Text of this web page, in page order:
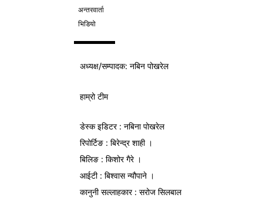
अन्तरवार्ता
भिडियो
अध्यक्ष/सम्पादक: नबिन पोखरेल
हाम्रो टीम
डेस्क इडिटर : नबिना पोखरेल
रिपोर्टिङ : बिरेन्द्र शाही ।
बिलिङ : किशोर गैरे ।
आईटी : बिश्वास न्यौपाने ।
कानुनी सल्लाहकार : सरोज सिलबाल